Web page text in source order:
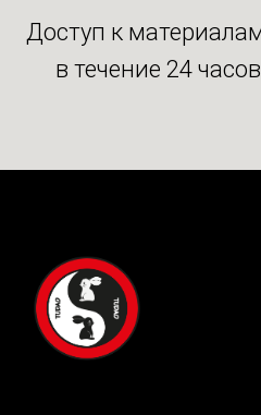
Доступ к
в течение 24